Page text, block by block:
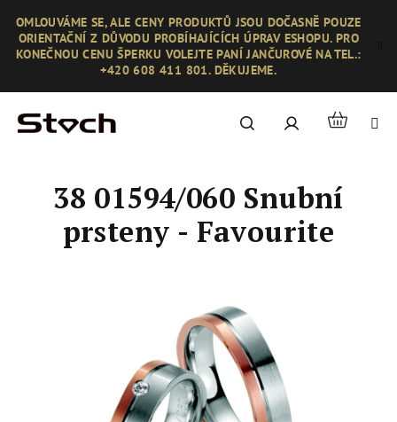
obsah
OMLOUVÁME SE, ALE CENY PRODUKTŮ JSOU DOČASNĚ POUZE
ORIENTAČNÍ Z DŮVODU PROBÍHAJÍCÍCH ÚPRAV ESHOPU. PRO
KONEČNOU CENU ŠPERKU VOLEJTE PANÍ JANČUROVÉ NA TEL.:
+420 608 411 801. DĚKUJEME.
Hledat PřihlášeníNákupní
38 01594/060 Snubní
prsteny - Favourite